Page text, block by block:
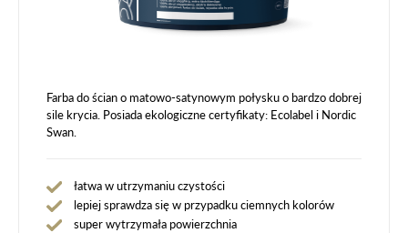
Farba do ścian o matowo-satynowym połysku o bardzo dobrej
sile krycia. Posiada ekologiczne certyfikaty: Ecolabel i Nordic
Swan.
łatwa w utrzymaniu czystości
lepiej sprawdza się w przypadku ciemnych kolorów
super wytrzymała powierzchnia